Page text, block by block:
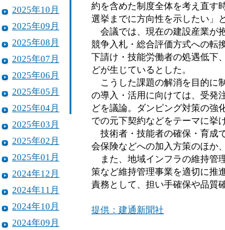
2025年10月
2025年09月
2025年08月
2025年07月
2025年06月
2025年05月
2025年04月
2025年03月
2025年02月
2025年01月
2024年12月
2024年11月
2024年10月
2024年09月
約を含めた制度全体を考え直す
選挙までに方向性を示したい」
会議では、現在の建設産業が
競争入札・総合評価方式への転
下請け・技能労働者の処遇低下
どが生じているとした。
こうした課題の解消を目的に
の導入・活用に向けては、受発
どを議論。ダンピング対策の強
での元下契約などをテーマに挙
技術者・技能者の確保・育成
会保険などへの加入方策のほか
また、地域インフラの維持管
策など維持管理事業を適切に推
責務として、担い手確保や品質
提供：建通新聞社